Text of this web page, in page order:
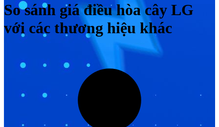
So sánh giá điều hòa cây LG
với các thương hiệu khác